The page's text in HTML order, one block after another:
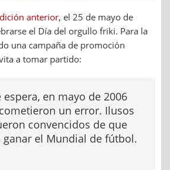
anterior, el 25 de mayo de
el Día del orgullo friki. Para la
una campaña de promoción
a tomar partido:
espera, en mayo de 2006
un error. Ilusos
convencidos de que
ganar el Mundial de fútbol.